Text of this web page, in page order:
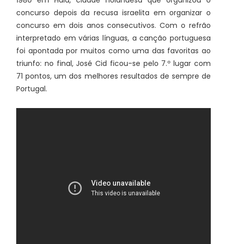
concurso depois da recusa israelita em organizar o
concurso em dois anos consecutivos. Com o refrão
interpretado em várias línguas, a canção portuguesa
foi apontada por muitos como uma das favoritas ao
triunfo: no final, José Cid ficou-se pelo 7.º lugar com
71 pontos, um dos melhores resultados de sempre de
Portugal.